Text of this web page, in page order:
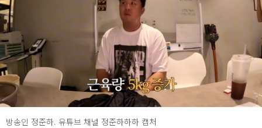
방송인 정준하. 유튜브 채널 정준하하하 캡처